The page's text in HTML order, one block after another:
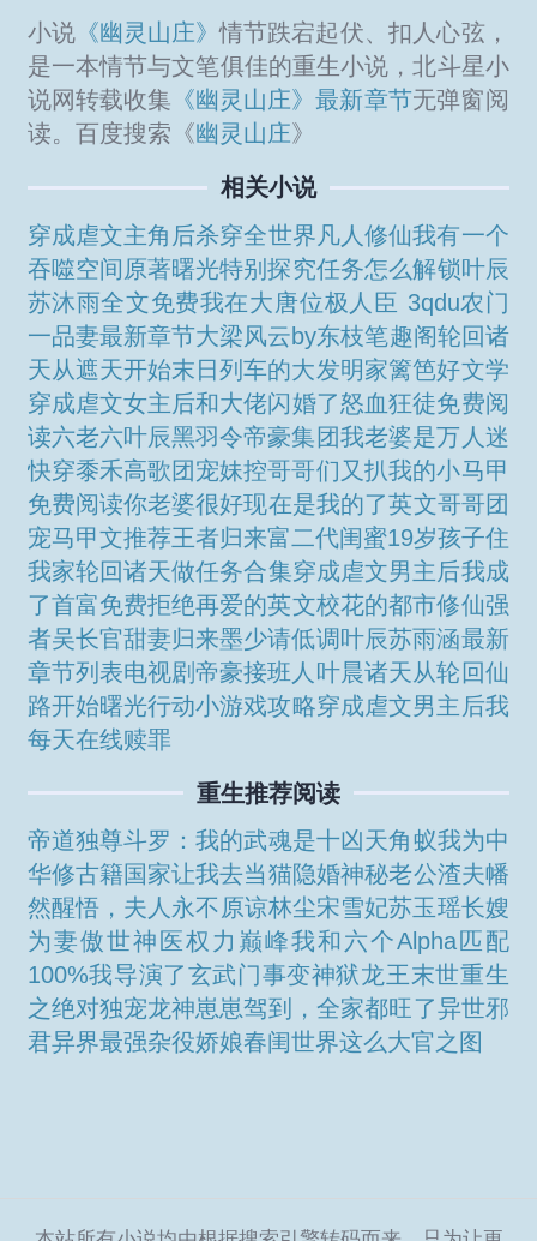
小说《幽灵山庄》情节跌宕起伏、扣人心弦，
是一本情节与文笔俱佳的重生小说，北斗星小
说网转载收集 《幽灵山庄》最新章节无弹窗阅
读。百度搜索《幽灵山庄》
相关小说
穿成虐文主角后杀穿全世界 凡人修仙我有一个
吞噬空间原著曙光特别探究任务怎么解锁叶辰
苏沐雨全文免费我在大唐位极人臣 3qdu农门
一品妻最新章节大梁风云by东枝笔趣阁轮回诸
天从遮天开始末日列车的大发明家篱笆好文学
穿成虐文女主后和大佬闪婚了怒血狂徒免费阅
读六老六叶辰黑羽令帝豪集团我老婆是万人迷
快穿黍禾高歌团宠妹控哥哥们又扒我的小马甲
免费阅读你老婆很好现在是我的了英文哥哥团
宠马甲文推荐王者归来富二代闺蜜19岁孩子住
我家轮回诸天做任务合集穿成虐文男主后我成
了首富免费拒绝再爱的英文校花的都市修仙强
者吴长官甜妻归来墨少请低调 叶辰苏雨涵最新
章节列表电视剧帝豪接班人叶晨诸天从轮回仙
路开始曙光行动小游戏攻略穿成虐文男主后我
每天在线赎罪
重生推荐阅读
帝道独尊斗罗：我的武魂是十凶天角蚁我为中
华修古籍国家让我去当猫隐婚神秘老公渣夫幡
然醒悟，夫人永不原谅林尘宋雪妃苏玉瑶长嫂
为妻傲世神医权力巅峰我和六个Alpha匹配
100%我导演了玄武门事变神狱龙王末世重生
之绝对独宠龙神崽崽驾到，全家都旺了异世邪
君异界最强杂役娇娘春闺世界这么大官之图